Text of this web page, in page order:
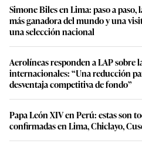
Simone Biles en Lima: paso a paso,
más ganadora del mundo y una
una selección nacional
Aerolíneas responden a LAP sobre
internacionales: “Una reducción
desventaja competitiva de fondo”
Papa León XIV en Perú: estas son
confirmadas en Lima, Chiclayo,